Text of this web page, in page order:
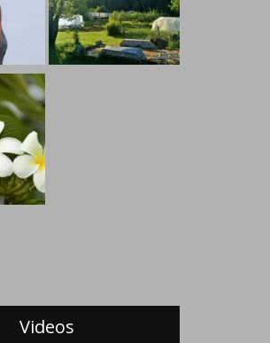
Videos